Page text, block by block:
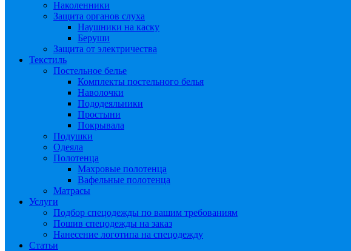
Наколенники
Защита органов слуха
Наушники на каску
Беруши
Защита от электричества
Текстиль
Постельное белье
Комплекты постельного белья
Наволочки
Пододеяльники
Простыни
Покрывала
Подушки
Одеяла
Полотенца
Махровые полотенца
Вафельные полотенца
Матрасы
Услуги
Подбор спецодежды по вашим требованиям
Пошив спецодежды на заказ
Нанесение логотипа на спецодежду
Статьи